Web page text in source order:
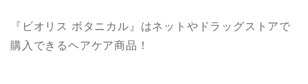
『ビオリス ボタニカル』はネットやドラッグストアで
購入できるヘアケア商品！